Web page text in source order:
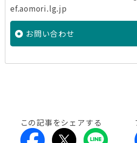
ef.aomori.lg.jp
お問い合わせ
この記事をシェアする